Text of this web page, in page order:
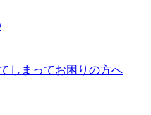
しまってお困りの方へ